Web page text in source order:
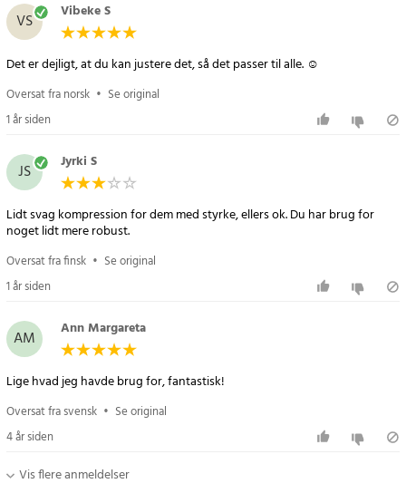
VS Vibeke S
Det er dejligt, at du kan justere det, så det passer til alle. ☺️
Oversat fra norsk • Se original
1 år siden
JS Jyrki S
Lidt svag kompression for dem med styrke, ellers ok. Du har brug for
noget lidt mere robust.
Oversat fra finsk • Se original
1 år siden
AM Ann Margareta
Lige hvad jeg havde brug for, fantastisk!
Oversat fra svensk • Se original
4 år siden
Vis flere anmeldelser